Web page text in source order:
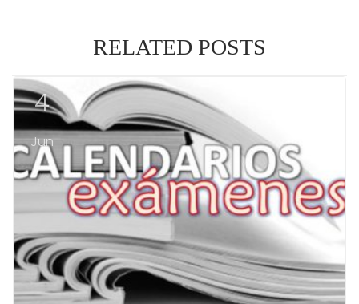
RELATED POSTS
4
Jun